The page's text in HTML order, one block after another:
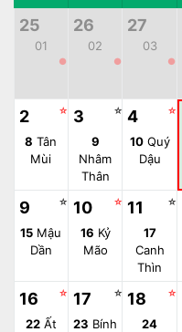
25
01
●
26
02
●
27
03
●
2 ☆
8 Tân
Mùi
3 ☆
9
Nhâm
Thân
4 ☆
10Quý
Dậu
9 ☆
15 Mậu
Dần
10 ☆
16 Kỷ
Mão
11 ☆
17
Canh
Thìn
16 ☆
22Ất
17 ☆
23 Bính
18 ☆
24